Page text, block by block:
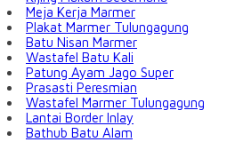
Meja Kerja Marmer
Plakat Marmer Tulungagung
Batu Nisan Marmer
Wastafel Batu Kali
Patung Ayam Jago Super
Prasasti Peresmian
Wastafel Marmer Tulungagung
Lantai Border Inlay
Bathub Batu Alam